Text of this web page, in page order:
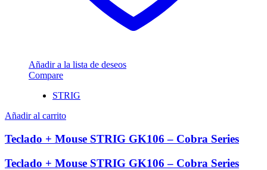
Añadir a la lista de deseos
Compare
STRIG
Añadir al carrito
Teclado + Mouse STRIG GK106 – Cobra Series
Teclado + Mouse STRIG GK106 – Cobra Series